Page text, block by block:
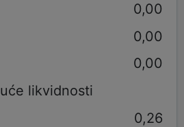
0,00
0,00
0,00
likvidnosti
0,26